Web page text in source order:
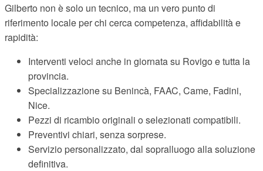
Gilberto non è solo un tecnico, ma un vero punto di
riferimento locale per chi cerca competenza, affidabilità e
rapidità:
Interventi veloci anche in giornata su Rovigo e tutta la
provincia.
Specializzazione su Benincà, FAAC, Came, Fadini,
Nice.
Pezzi di ricambio originali o selezionati compatibili.
Preventivi chiari, senza sorprese.
Servizio personalizzato, dal sopralluogo alla soluzione
definitiva.